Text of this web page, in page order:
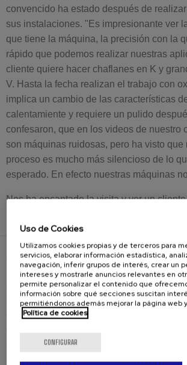
convencido ha estado después de
sus instalaciones. "Es impresionante ver
que tiene la máquina, la precisión con la
rápido que podemos realizar nuestras
cliente quiere hacer chaflanes en K y
V. Hasta la fecha realizan el trabajo con
implica un cambio de las características
calentamiente y requiere un pulido
confesaron, que en los videos de nuestro
son máquinas ruidosas, pero ha visto que
proceso es mucho más silencioso de lo
esperado. En efecto nuestras máquinas
Nos ha encantado la visita y ver un
SOLUCIONES
Biseladoras
Cizallado estándar
Cizallado gradual
Mecanizado de gran espesor
Uso de Cookies
Utilizamos cookies propias y de terceros para
servicios, elaborar información estadística,
navegación, inferir grupos de interés, crear un
intereses y mostrarle anuncios relevantes en
permite personalizar el contenido que
información sobre qué secciones suscitan
permitiéndonos además mejorar la página web
Política de cookies
CONFIGURAR